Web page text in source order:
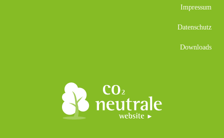
Impressum
Datenschutz
Downloads